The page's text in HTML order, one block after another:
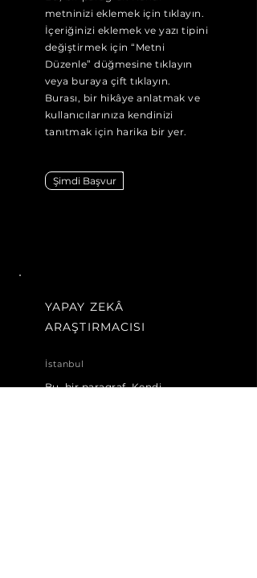
metninizi eklemek için tıklayın.
İçeriğinizi eklemek ve yazı tipini
değiştirmek için “Metni
Düzenle” düğmesine tıklayın
veya buraya çift tıklayın.
Burası, bir hikâye anlatmak ve
kullanıcılarınıza kendinizi
tanıtmak için harika bir yer.
Şimdi Başvur
YAPAY ZEKÂ
ARAŞTIRMACISI
İstanbul
Bu, bir paragraf. Kendi